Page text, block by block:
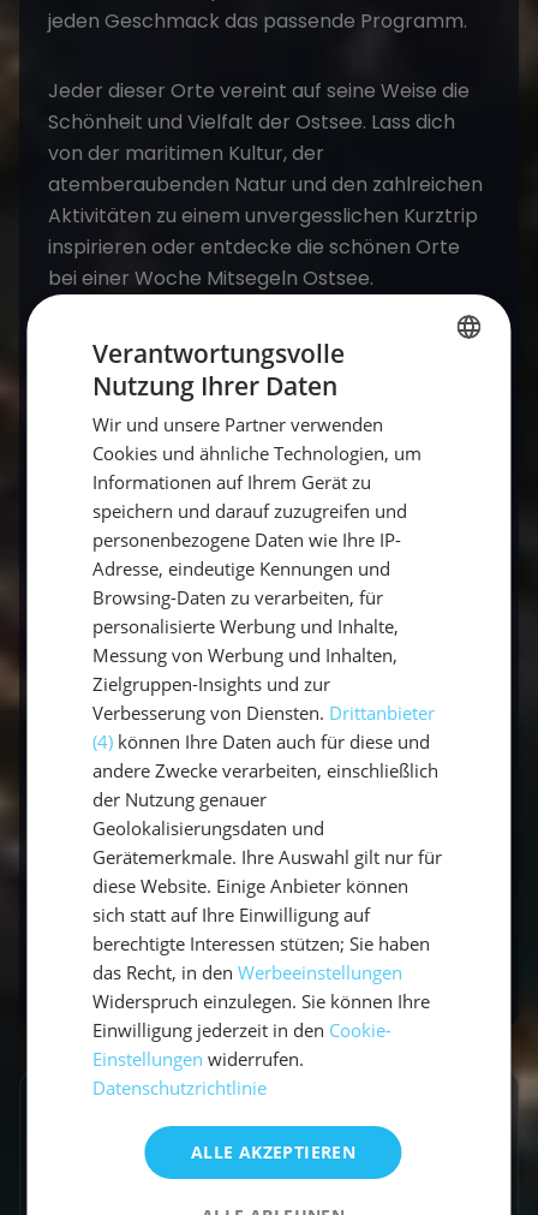
jeden Geschmack das passende Programm.
Jeder dieser Orte vereint auf seine Weise die
Schönheit und Vielfalt der Ostsee. Lass dich
von der maritimen Kultur, der
atemberaubenden Natur und den zahlreichen
Aktivitäten zu einem unvergesslichen Kurztrip
inspirieren​ ​ oder entdecke die schönen Orte
bei einer Woche Mitsegeln Ostsee.
Häufige Fragen zum Ostsee-Kurztrip
Welche Ostsee-Ziele eignen sich für einen
Kurztrip?
Die Flensburger Förde, die Kieler Bucht, Rügen
und die dänische Südsee sind schnell
erreichbar.
Wie lange dauert ein Ostsee-Kurztrip?
Ein verlängertes Wochenende von 2 bis 4
Tagen reicht für eine schöne Auszeit auf dem
Wasser.
Braucht man Segelerfahrung?
Nein, mit Skipper an Bord geht es auch
spontan und ganz ohne Vorkenntnisse.
Claudia Grubert
Verantwortungsvolle
Nutzung Ihrer Daten
Wir und unsere Partner verwenden
Cookies und ähnliche Technologien, um
Informationen auf Ihrem Gerät zu
speichern und darauf zuzugreifen und
personenbezogene Daten wie Ihre IP-
Adresse, eindeutige Kennungen und
Browsing-Daten zu verarbeiten, für
personalisierte Werbung und Inhalte,
Messung von Werbung und Inhalten,
Zielgruppen-Insights und zur
Verbesserung von Diensten. Drittanbieter
(4) können Ihre Daten auch für diese und
andere Zwecke verarbeiten, einschließlich
der Nutzung genauer
Geolokalisierungsdaten und
Gerätemerkmale. Ihre Auswahl gilt nur für
diese Website. Einige Anbieter können
sich statt auf Ihre Einwilligung auf
berechtigte Interessen stützen; Sie haben
das Recht, in denWerbeeinstellungen
Widerspruch einzulegen. Sie können Ihre
Einwilligung jederzeit in den Cookie-
Einstellungen widerrufen.
Datenschutzrichtlinie
ALLE AKZEPTIEREN